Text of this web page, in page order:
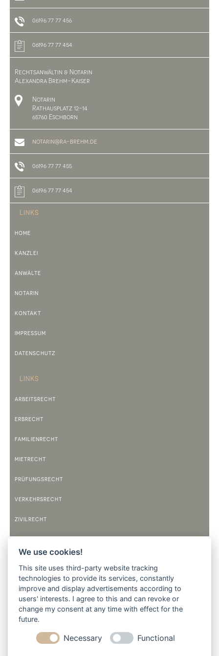
06196 77 77 456
06196 77 77 454
Rechtsanwältin & Notarin
Alexandra Brehm-Kaiser
Notarin
Rathausplatz 12-14
65760 Eschborn
notarin@ra-brehm.de
06196 77 77 455
06196 77 77 454
LINKS
HOME
KANZLEI
ANWÄLTE
NOTARIN
KONTAKT
IMPRESSUM
DATENSCHUTZ
LINKS
ARBEITSRECHT
ERBRECHT
FAMILIENRECHT
MIETRECHT
PRÜFUNGSRECHT
VERKEHRSRECHT
ZIVILRECHT
9:00 BIS 12:00 UHR
DIENSTAG
9:00 BIS 12:00 UHR
14:00 BIS 17:30 UHR
9:00 BIS 12:00 UHR
We use cookies!
This site uses third-party website tracking
technologies to provide its services, constantly
improve and display advertisements according to
users' interests. I agree to this and can revoke or
change my consent at any time with effect for the
future.
Necessary Functional